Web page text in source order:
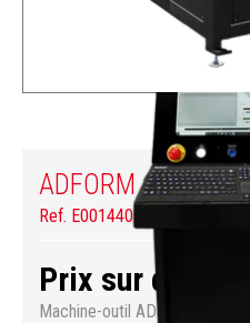
Machine-outil ADFORM
ADFORM
Ref. E001440
Prix sur